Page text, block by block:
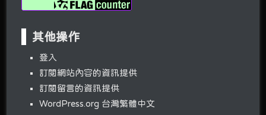
其他操作
登入
訂閱網站內容的資訊提供
訂閱留言的資訊提供
WordPress.org 台灣繁體中文